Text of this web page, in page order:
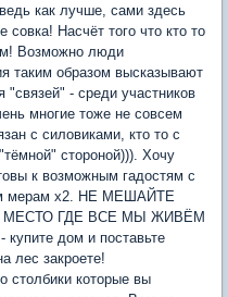
как лучше, сами здесь
Насчёт того что кто то
Возможно люди
таким образом высказывают
- среди участников
многие тоже не совсем
с силовиками, кто то с
стороной))). Хочу
к возможным гадостям с
мерам х2. НЕ МЕШАЙТЕ
ГДЕ ВСЕ МЫ ЖИВЁМ
купите дом и поставьте
лес закроете!
столбики которые вы